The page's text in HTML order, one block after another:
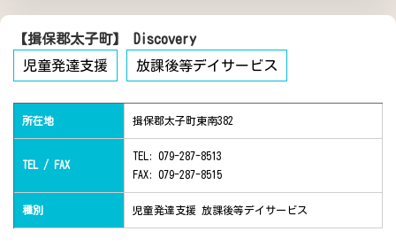
【揖保郡太子町】 Discovery
児童発達支援
放課後等デイサービス
所在地 揖保郡太子町東南382
TEL / FAX
TEL: 079-287-8513
FAX: 079-287-8515
種別 児童発達支援 放課後等デイサービス